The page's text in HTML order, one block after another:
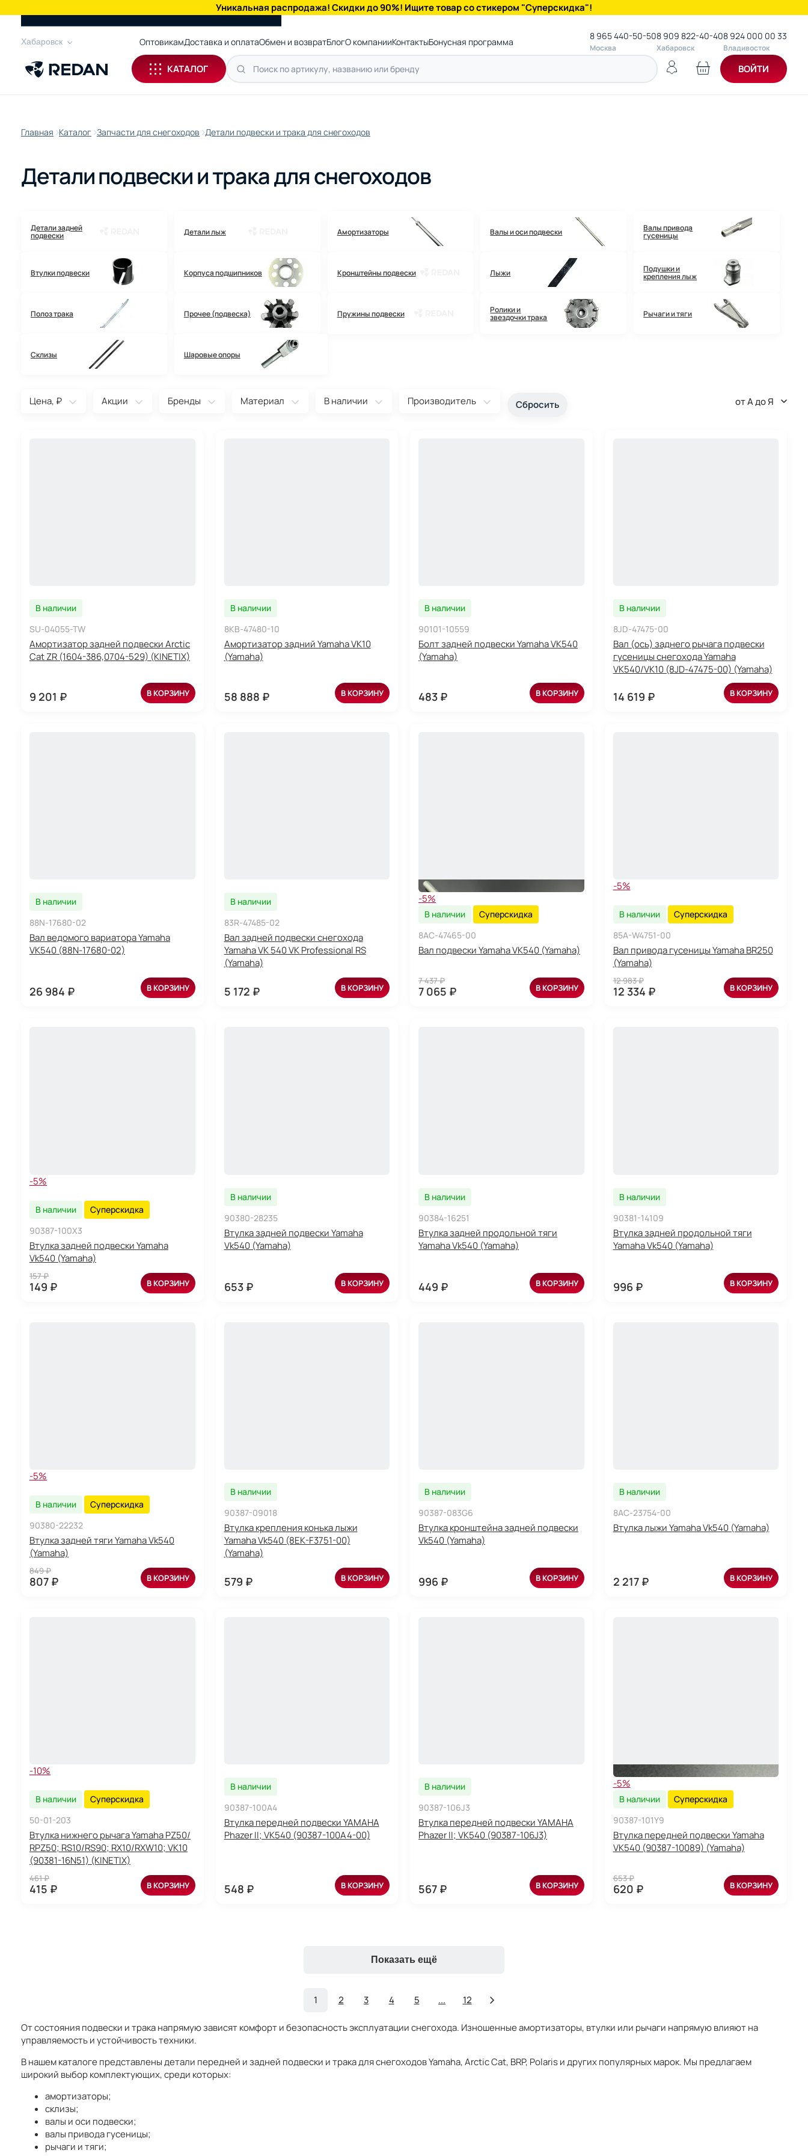
Уникальная распродажа! Скидки до 90%! Ищите товар со стикером "Суперскидка"!
Хабаровск ОптовикамДоставка и оплатаОбмен и возвратБлогО компанииКонтактыБонусная программа 8 965 440-50-50
Москва
8 909 822-40-40
Хабаровск
8 924 000 00 33
Владивосток
КАТАЛОГ ВОЙТИ
Главная Каталог Запчасти для снегоходов Детали подвески и трака для снегоходов
Детали подвески и трака для снегоходов
Детали задней
подвески Детали лыж Амортизаторы Валы и оси подвески Валы привода
гусеницы
Втулки подвески Корпуса подшипников Кронштейны подвески Лыжи Подушки и
крепления лыж
Полоз трака Прочее (подвеска) Пружины подвески Ролики и
звездочки трака Рычаги и тяги
Склизы Шаровые опоры
Цена, ₽ Акции Бренды Материал В наличии Производитель от А до Я
В наличии
SU-04055-TW
Амортизатор задней подвески Arctic
Cat ZR (1604-386,0704-529) (KINETIX)
9 201 ₽ В КОРЗИНУ
В наличии
8KB-47480-10
Амортизатор задний Yamaha VK10
(Yamaha)
58 888 ₽ В КОРЗИНУ
В наличии
90101-10559
Болт задней подвески Yamaha VK540
(Yamaha)
483 ₽ В КОРЗИНУ
В наличии
8JD-47475-00
Вал (ось) заднего рычага подвески
гусеницы снегохода Yamaha
VK540/VK10 (8JD-47475-00) (Yamaha)
14 619 ₽ В КОРЗИНУ
В наличии
88N-17680-02
Вал ведомого вариатора Yamaha
VK540 (88N-17680-02)
26 984 ₽ В КОРЗИНУ
В наличии
83R-47485-02
Вал задней подвески снегохода
Yamaha VK 540 VK Professional RS
(Yamaha)
5 172 ₽ В КОРЗИНУ
-5%
В наличии
Суперскидка
8AC-47465-00
Вал подвески Yamaha VK540 (Yamaha)
7 437 ₽
7 065 ₽ В КОРЗИНУ
-5%
В наличии
Суперскидка
85A-W4751-00
Вал привода гусеницы Yamaha BR250
(Yamaha)
12 983 ₽
12 334 ₽ В КОРЗИНУ
-5%
В наличии
Суперскидка
90387-100X3
Втулка задней подвески Yamaha
Vk540 (Yamaha)
157 ₽
149 ₽ В КОРЗИНУ
В наличии
90380-28235
Втулка задней подвески Yamaha
Vk540 (Yamaha)
653 ₽ В КОРЗИНУ
В наличии
90384-16251
Втулка задней продольной тяги
Yamaha Vk540 (Yamaha)
449 ₽ В КОРЗИНУ
В наличии
90381-14109
Втулка задней продольной тяги
Yamaha Vk540 (Yamaha)
996 ₽ В КОРЗИНУ
-5%
В наличии
Суперскидка
90380-22232
Втулка задней тяги Yamaha Vk540
(Yamaha)
849 ₽
807 ₽ В КОРЗИНУ
В наличии
90387-09018
Втулка крепления конька лыжи
Yamaha Vk540 (8EK-F3751-00)
(Yamaha)
579 ₽ В КОРЗИНУ
В наличии
90387-083G6
Втулка кронштейна задней подвески
Vk540 (Yamaha)
996 ₽ В КОРЗИНУ
В наличии
8AC-23754-00
Втулка лыжи Yamaha Vk540 (Yamaha)
2 217 ₽ В КОРЗИНУ
-10%
В наличии
Суперскидка
50-01-203
Втулка нижнего рычага Yamaha PZ50/
RPZ50; RS10/RS90; RX10/RXW10; VK10
(90381-16N51) (KINETIX)
461 ₽
415 ₽ В КОРЗИНУ
В наличии
90387-100A4
Втулка передней подвески YAMAHA
Phazer II; VK540 (90387-100A4-00)
548 ₽ В КОРЗИНУ
В наличии
90387-106J3
Втулка передней подвески YAMAHA
Phazer II; VK540 (90387-106J3)
567 ₽ В КОРЗИНУ
-5%
В наличии
Суперскидка
90387-101Y9
Втулка передней подвески Yamaha
VK540 (90387-10089) (Yamaha)
653 ₽
620 ₽ В КОРЗИНУ
Показать ещё
1 2 3 4 5 ... 12
От состояния подвески и трака напрямую зависят комфорт и безопасность эксплуатации снегохода. Изношенные амортизаторы, втулки или рычаги напрямую влияют на
управляемость и устойчивость техники.
В нашем каталоге представлены детали передней и задней подвески и трака для снегоходов Yamaha, Arctic Cat, BRP, Polaris и других популярных марок. Мы предлагаем
широкий выбор комплектующих, среди которых:
амортизаторы;
склизы;
валы и оси подвески;
валы привода гусеницы;
рычаги и тяги;